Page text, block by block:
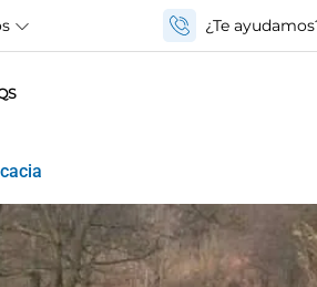
¿Te